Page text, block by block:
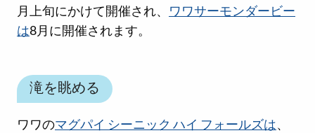
月上旬にかけて開催され、 ワワサーモンダービー
は8月に開催されます。
滝を眺める
ワワのマグパイ シーニック ハイ フォールズは、